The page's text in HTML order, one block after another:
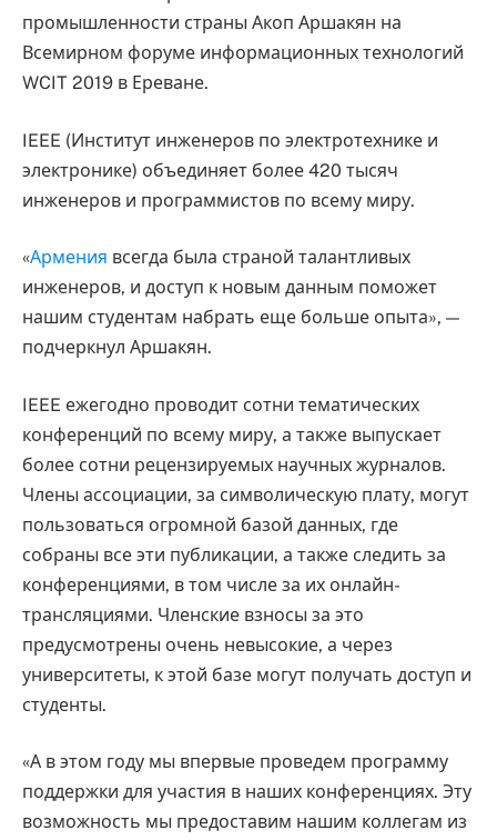
промышленности страны Акоп Аршакян на
Всемирном форуме информационных технологий
WCIT 2019 в Ереване.
IEEE (Институт инженеров по электротехнике и
электронике) объединяет более 420 тысяч
инженеров и программистов по всему миру.
«Армения всегда была страной талантливых
инженеров, и доступ к новым данным поможет
нашим студентам набрать еще больше опыта», —
подчеркнул Аршакян.
IEEE ежегодно проводит сотни тематических
конференций по всему миру, а также выпускает
более сотни рецензируемых научных журналов.
Члены ассоциации, за символическую плату, могут
пользоваться огромной базой данных, где
собраны все эти публикации, а также следить за
конференциями, в том числе за их онлайн-
трансляциями. Членские взносы за это
предусмотрены очень невысокие, а через
университеты, к этой базе могут получать доступ и
студенты.
«А в этом году мы впервые проведем программу
поддержки для участия в наших конференциях. Эту
возможность мы предоставим нашим коллегам из